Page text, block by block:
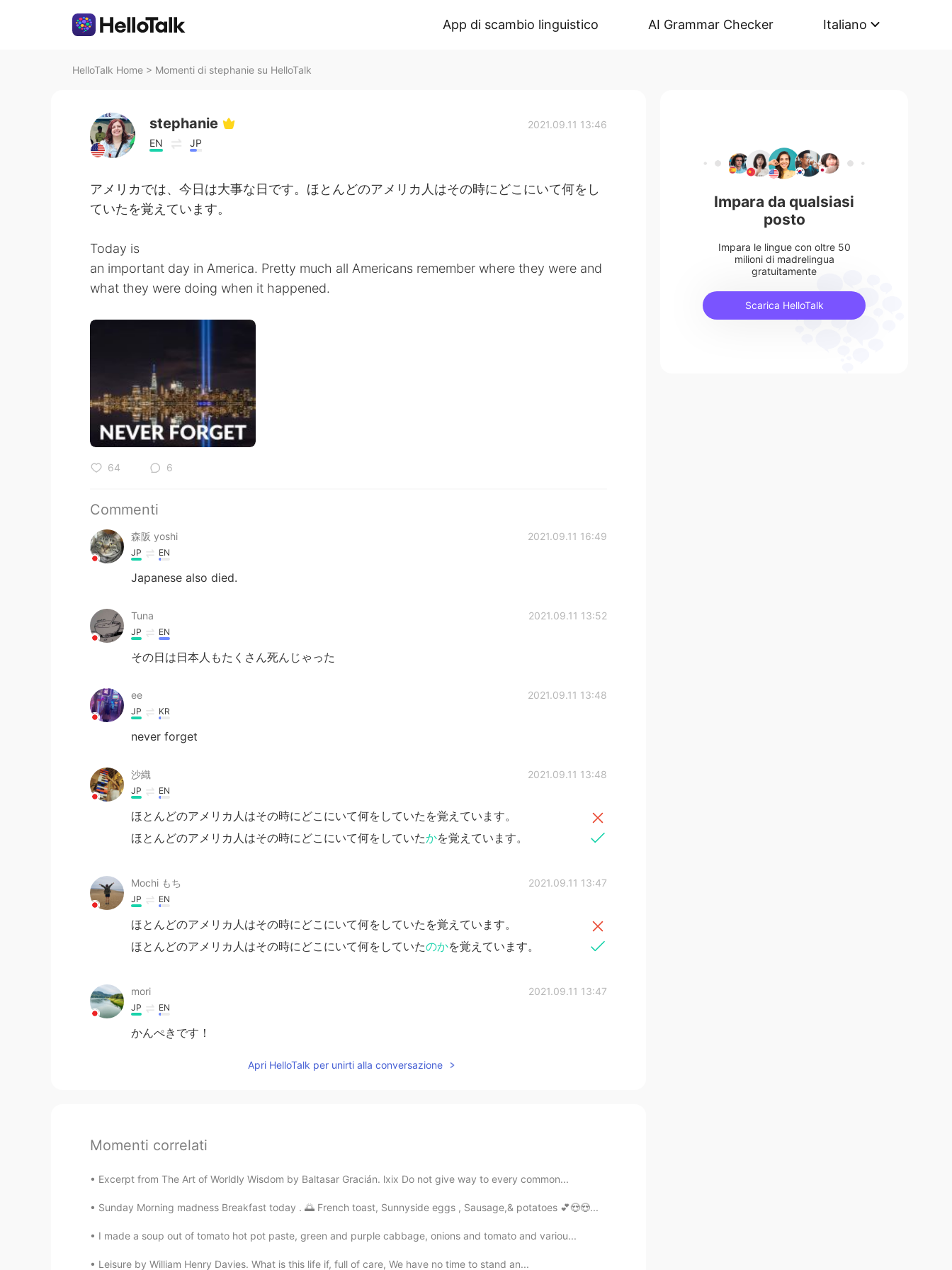
App di scambio linguistico AI Grammar Checker Italiano
HelloTalk Home > Momenti di stephanie su HelloTalk
stephanie
EN JP
2021.09.11 13:46
アメリカでは、今日は大事な日です。ほとんどのアメリカ人はその時にどこにいて何をし
ていたを覚えています。
Today is
an important day in America. Pretty much all Americans remember where they were and
what they were doing when it happened.
64 6
Commenti
森阪 yoshi 2021.09.11 16:49
JP EN
Japanese also died.
Tuna 2021.09.11 13:52
JP EN
その日は日本人もたくさん死んじゃった
ee 2021.09.11 13:48
JP KR
never forget
沙織 2021.09.11 13:48
JP EN
ほとんどのアメリカ人はその時にどこにいて何をしていたを覚えています。
ほとんどのアメリカ人はその時にどこにいて何をしていたかを覚えています。
Mochi もち 2021.09.11 13:47
JP EN
ほとんどのアメリカ人はその時にどこにいて何をしていたを覚えています。
ほとんどのアメリカ人はその時にどこにいて何をしていたのかを覚えています。
mori 2021.09.11 13:47
JP EN
かんぺきです！
Apri HelloTalk per unirti alla conversazione
Momenti correlati
Excerpt from The Art of Worldly Wisdom by Baltasar Gracián. lxix Do not give way to every common...
Sunday Morning madness Breakfast today . 🌅 French toast, Sunnyside eggs , Sausage,& potatoes 💕😍😍...
I made a soup out of tomato hot pot paste, green and purple cabbage, onions and tomato and variou...
Leisure by William Henry Davies. What is this life if, full of care, We have no time to stand an...
Impara da qualsiasi
posto
Impara le lingue con oltre 50
milioni di madrelingua
gratuitamente
Scarica HelloTalk